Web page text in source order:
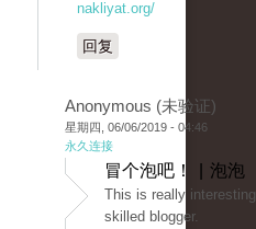
nakliyat.org/
回复
Anonymous (未验证)
星期四, 06/06/2019 - 04:46
永久连接
冒个泡吧！ | 泡泡
This is really
skilled blogger.